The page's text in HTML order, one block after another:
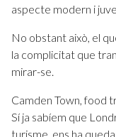
aspecte modern i
No obstant això, el
la complicitat que
mirar-se.
Camden Town, food
Sí ja sabíem que
turisme, ens ha